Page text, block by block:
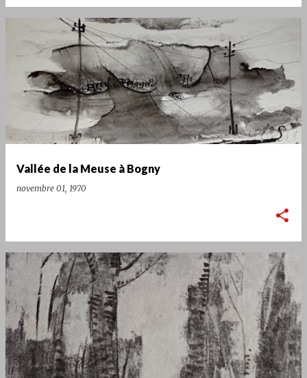
Vallée de la Meuse à Bogny
novembre 01, 1970